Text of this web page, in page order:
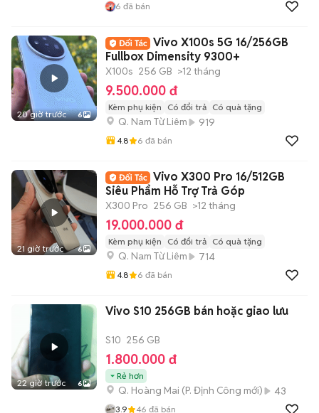
6 đã bán
20 giờ trước 6
Vivo X100s 5G 16/256GB
Fullbox Dimensity 9300+
X100s 256 GB >12 tháng
9.500.000 đ
Kèm phụ kiện Có đổi trả Có quà tặng
Q. Nam Từ Liêm 919
4.8 6 đã bán
21 giờ trước 6
Vivo X300 Pro 16/512GB
Siêu Phẩm Hỗ Trợ Trả Góp
X300 Pro 256 GB >12 tháng
19.000.000 đ
Kèm phụ kiện Có đổi trả Có quà tặng
Q. Nam Từ Liêm 714
4.8 6 đã bán
22 giờ trước 6
Vivo S10 256GB bán hoặc giao lưu
S10 256 GB
1.800.000 đ
Rẻ hơn
Q. Hoàng Mai (P. Định Công mới) 43
3.9 46 đã bán